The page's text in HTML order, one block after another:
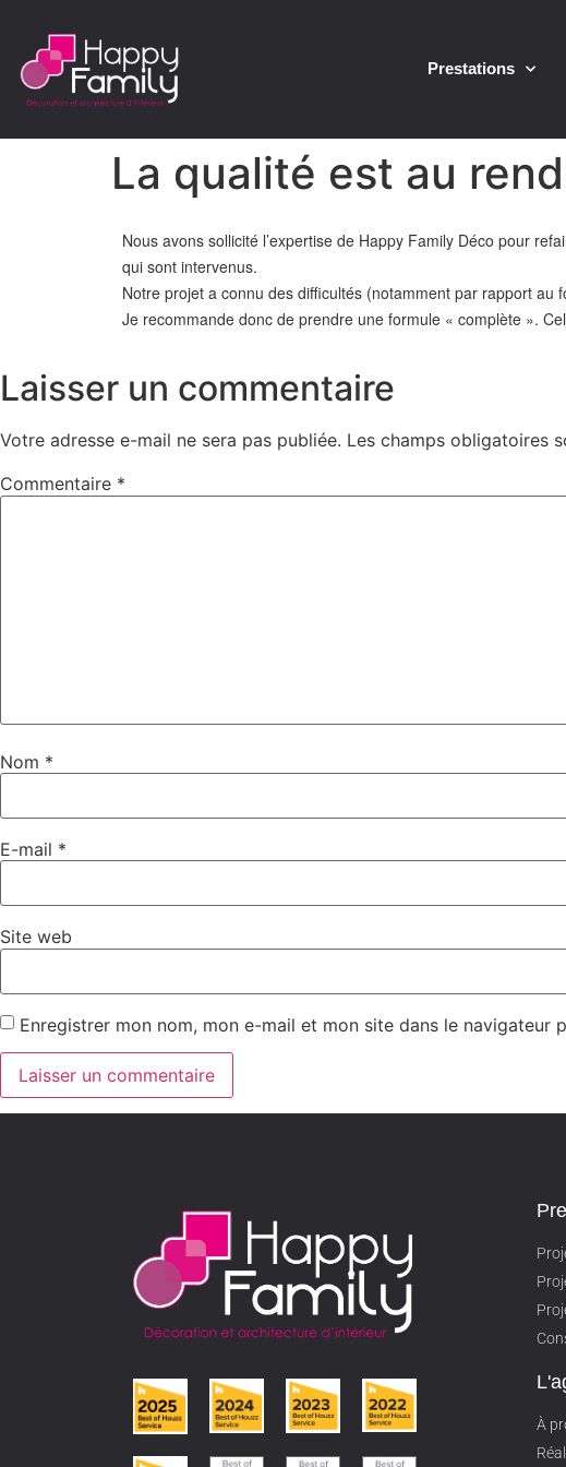
Prestations
La qualité est au
Nous avons sollicité l’expertise de Happy Family Déco pour
qui sont intervenus.
Notre projet a connu des difficultés (notamment par rapport au
Je recommande donc de prendre une formule « complète ».
Laisser un commentaire
Votre adresse e-mail ne sera pas publiée. Les champs obligatoires
Commentaire *
Nom *
E-mail *
Site web
Enregistrer mon nom, mon e-mail et mon site dans le navigateur
À